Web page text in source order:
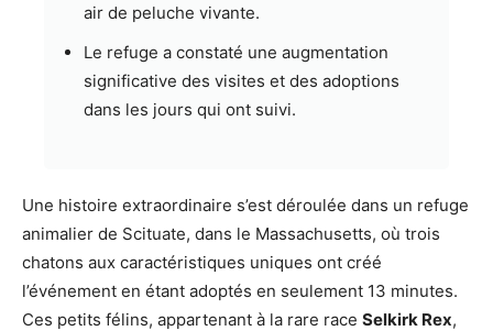
air de peluche vivante.
Le refuge a constaté une augmentation
significative des visites et des adoptions
dans les jours qui ont suivi.
Une histoire extraordinaire s’est déroulée dans un refuge
animalier de Scituate, dans le Massachusetts, où trois
chatons aux caractéristiques uniques ont créé
l’événement en étant adoptés en seulement 13 minutes.
Ces petits félins, appartenant à la rare race Selkirk Rex,